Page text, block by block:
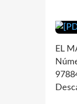
EL